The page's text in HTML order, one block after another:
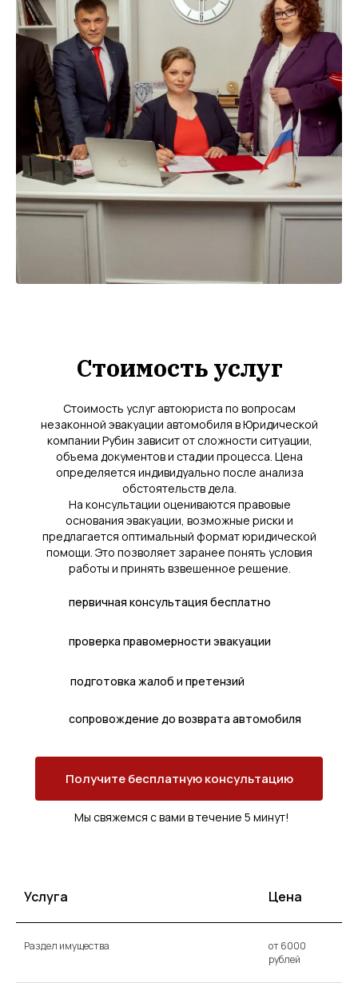
Получите бесплатную консультацию
Мы свяжемся с вами в течение 5 минут!
Стоимость услуг
Стоимость услуг автоюриста по вопросам
незаконной эвакуации автомобиля в Юридической
компании Рубин зависит от сложности ситуации,
объема документов и стадии процесса. Цена
определяется индивидуально после анализа
обстоятельств дела.
На консультации оцениваются правовые
основания эвакуации, возможные риски и
предлагается оптимальный формат юридической
помощи. Это позволяет заранее понять условия
работы и принять взвешенное решение.
первичная консультация бесплатно
проверка правомерности эвакуации
подготовка жалоб и претензий
сопровождение до возврата автомобиля
Услуга Цена
Раздел имущества
от 6000
рублей